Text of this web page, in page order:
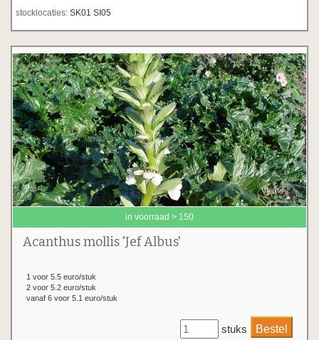
stocklocaties: SK01 SI05
in voorraad > 150
Acanthus mollis 'Jef Albus'
1 voor 5.5 euro/stuk
2 voor 5.2 euro/stuk
vanaf 6 voor 5.1 euro/stuk
stuks